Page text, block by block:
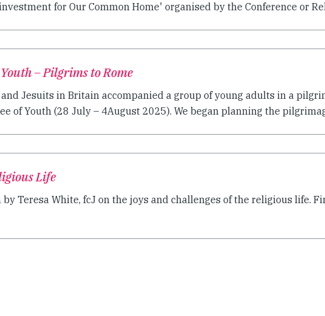
for Our Common Home' organised by the Conference or
– Pilgrims to Rome
and Jesuits in Britain accompanied a group of young adults in a
of Youth (28 July – 4August 2025). We began planning the
Life
Teresa White, fcJ on the joys and challenges of the religious life.